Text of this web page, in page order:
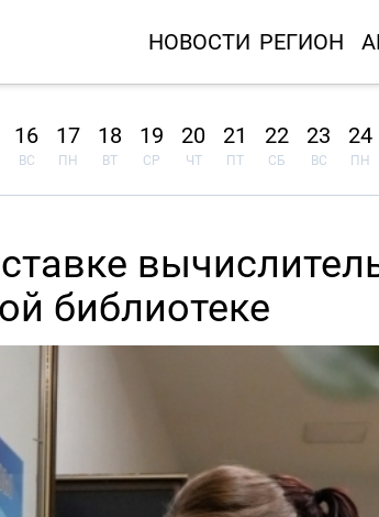
НОВОСТИ РЕГИОН
16
ВС
17
ПН
18
ВТ
19
СР
20
ЧТ
21
ПТ
22
СБ
23
ВС
24
ПН
библиотеке